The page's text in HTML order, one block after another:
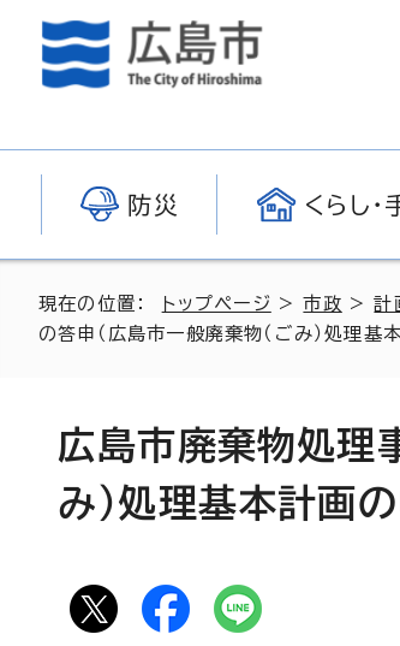
防災 くらし・
現在の位置： トップページ >市政 >計
の答申（広島市一般廃棄物（ごみ）処理基
広島市廃棄物処理
み）処理基本計画